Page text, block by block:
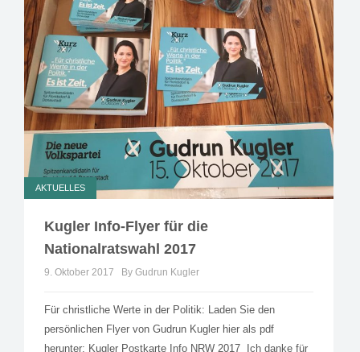
AKTUELLES
Kugler Info-Flyer für die
Nationalratswahl 2017
9. Oktober 2017 By Gudrun Kugler
Für christliche Werte in der Politik: Laden Sie den
persönlichen Flyer von Gudrun Kugler hier als pdf
herunter: Kugler Postkarte Info NRW 2017 Ich danke für